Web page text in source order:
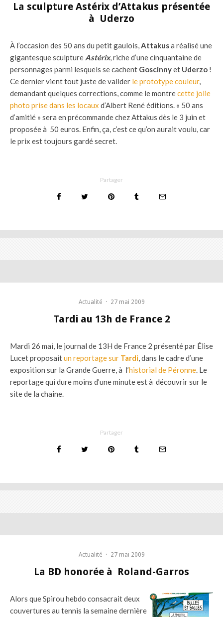
La sculpture Astérix d’Attakus présentée
à Uderzo
À l’occasion des 50 ans du petit gaulois,Attakusa réalisé une
gigantesque sculpture Astérix, riche d’une cinquantaine de
personnages parmi lesquels se cachent Goscinnyet Uderzo !
Ce dernier vient tout juste de valider le prototype couleur,
demandant quelques corrections, comme le montrecette jolie
photo prise dans les locaux d’Albert René éditions. « 50 ans
d’amitié » sera en précommande chez Attakus dès le 3 juin et
proposée à 50 euros. Enfin, ça, c’est ce qu’on aurait voulu, car
le prix est toujours gardé secret.
Partager
Actualité · 27 mai 2009
Tardi au 13h de France 2
Mardi 26 mai, le journal de 13H de France 2 présenté par Élise
Lucet proposaitun reportage sur Tardi, dans le cadre d’une
exposition sur la Grande Guerre, à l’historial de Péronne. Le
reportage qui dure moins d’une minute est à découvrir sur le
site de la chaîne.
Partager
Actualité · 27 mai 2009
La BD honorée à Roland-Garros
Alors que Spirou hebdo consacrait deux
couvertures au tennis la semaine dernière